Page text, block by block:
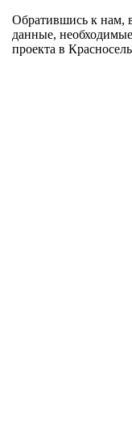
Обратившись к нам,
данные,
проекта в